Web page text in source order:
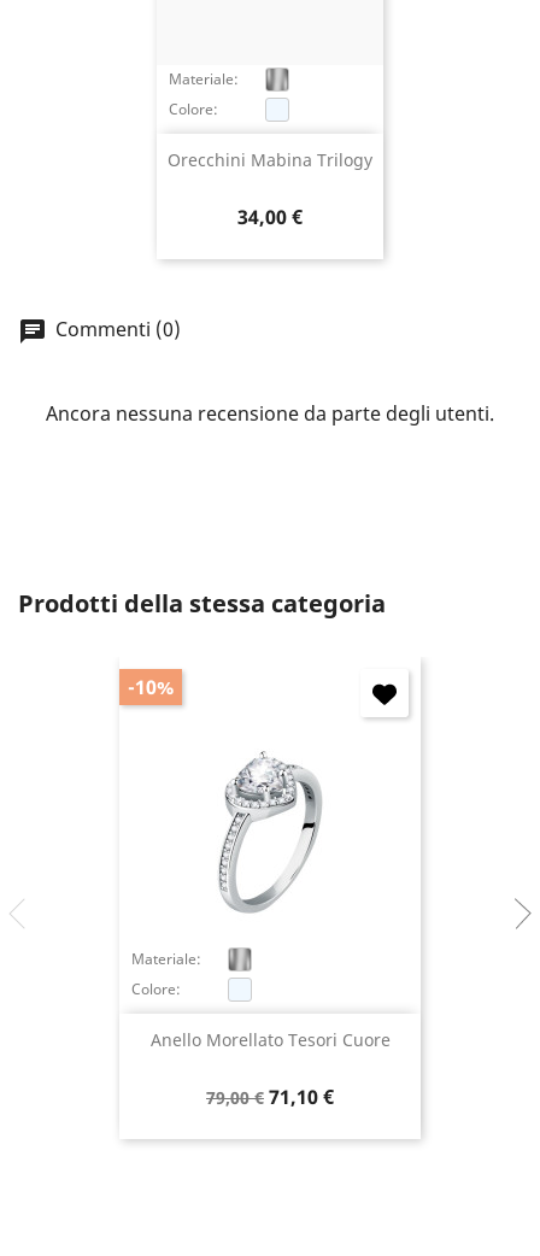
Orecchini Mabina Trilogy
Prezzo
34,00 €
Materiale:
Colore:
Commenti (0)
Ancora nessuna recensione da parte degli utenti.
Prodotti della stessa categoria
Anello Morellato Tesori Cuore
Prezzo
79,00 € Prezzo
71,10 €
Materiale:
Colore:
-10%